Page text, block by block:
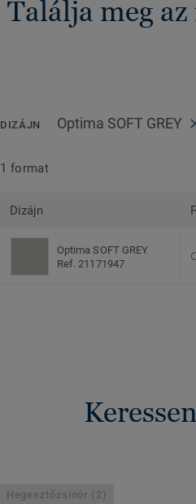
Találja meg
DIZÁJN Optima SOFT GREY
1 format
Dizájn
Optima SOFT GREY
Ref. 21171947
Hegesztőzsinór (2)